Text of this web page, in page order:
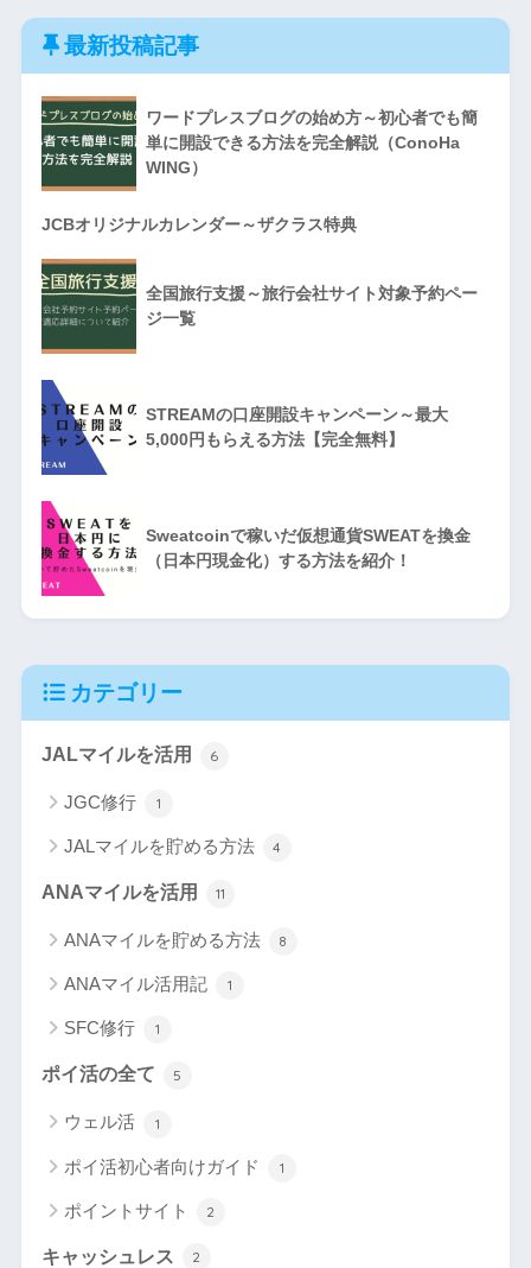
最新投稿記事
ワードプレスブログの始め方～初心者でも簡
単に開設できる方法を完全解説（ConoHa
WING）
JCBオリジナルカレンダー～ザクラス特典
全国旅行支援～旅行会社サイト対象予約ペー
ジ一覧
STREAMの口座開設キャンペーン～最大
5,000円もらえる方法【完全無料】
Sweatcoinで稼いだ仮想通貨SWEATを換金
（日本円現金化）する方法を紹介！
カテゴリー
JALマイルを活用 6
JGC修行 1
JALマイルを貯める方法 4
ANAマイルを活用 11
ANAマイルを貯める方法 8
ANAマイル活用記 1
SFC修行 1
ポイ活の全て 5
ウェル活 1
ポイ活初心者向けガイド 1
ポイントサイト 2
キャッシュレス 2